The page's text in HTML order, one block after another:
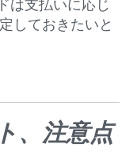
は支払いに応じ
しておきたいと
、注意点